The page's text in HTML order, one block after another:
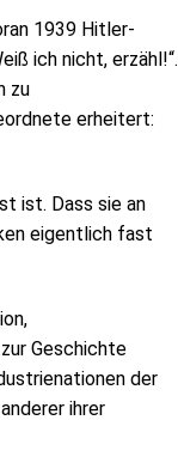
1939 Hitler-
ich nicht, erzähl!“.
zu
erheitert:
ist. Dass sie an
eigentlich fast
Geschichte
der
ihrer